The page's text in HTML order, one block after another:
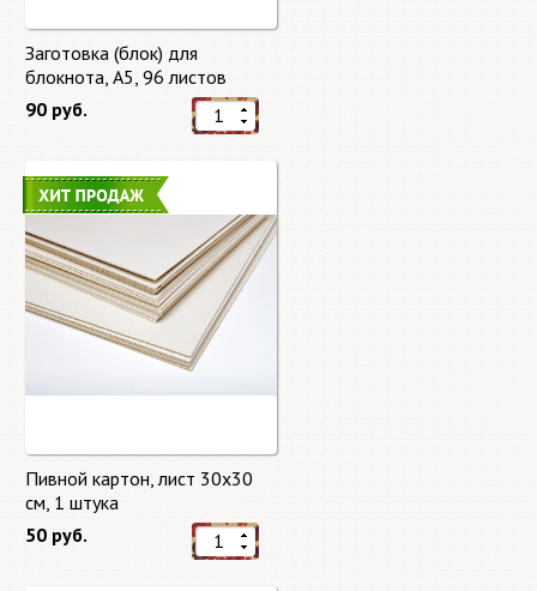
Заготовка (блок) для
блокнота, А5, 96 листов
90 руб.
Пивной картон, лист 30х30
cм, 1 штука
50 руб.